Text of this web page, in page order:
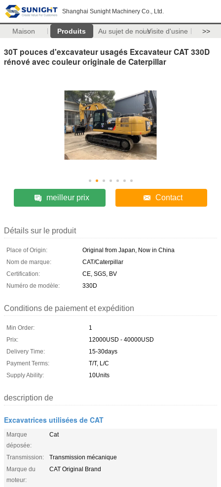
Shanghai Sunight Machinery Co., Ltd.
Maison Produits Au sujet de nousVisite d'usine >>
30T pouces d'excavateur usagés Excavateur CAT 330D
rénové avec couleur originale de Caterpillar
meilleur prix Contact
Détails sur le produit
Place of Origin:
Original from Japan, Now in China
Nom de marque:
CAT/Caterpillar
Certification:
CE, SGS, BV
Numéro de modèle:
330D
Conditions de paiement et expédition
Min Order:
1
Prix:
12000USD - 40000USD
Delivery Time:
15-30days
Payment Terms:
T/T, L/C
Supply Ability:
10Units
description de
Excavatrices utilisées de CAT
Marque
déposée:
Cat
Transmission:
Transmission mécanique
Marque du
moteur:
CAT Original Brand